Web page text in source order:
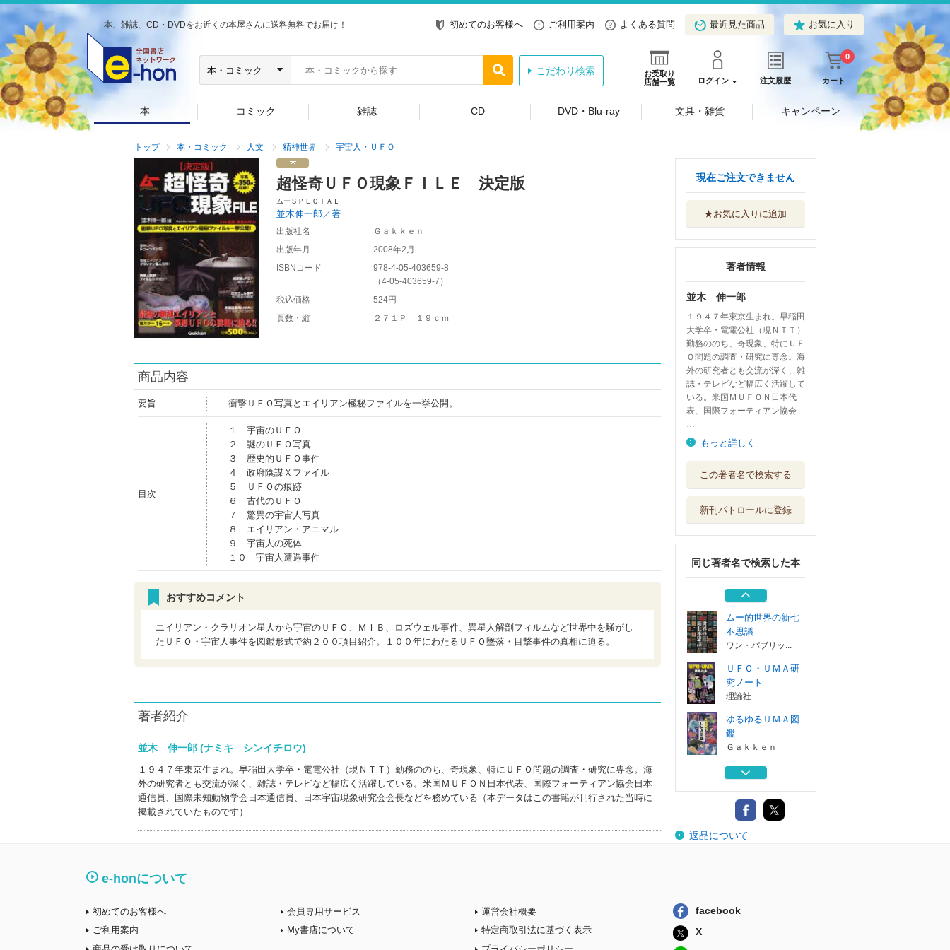
本、雑誌、CD・DVDをお近くの本屋さんに送料無料でお届け！ 初めてのお客様へ ご利用案内 よくある質問 最近見た商品 お気に入り
お受取り
店舗一覧
ログイン 注文履歴 カート
0
こだわり検索
本 コミック 雑誌 CD DVD・Blu-ray 文具・雑貨 キャンペーン
トップ 本・コミック 人文 精神世界 宇宙人・ＵＦＯ
超怪奇ＵＦＯ現象ＦＩＬＥ 決定版
ムーＳＰＥＣＩＡＬ
並木伸一郎／著
出版社名
Ｇａｋｋｅｎ
出版年月
2008年2月
ISBNコード
978-4-05-403659-8
（4-05-403659-7 ）
税込価格
524円
頁数・縦
２７１Ｐ １９ｃｍ
商品内容
要旨 衝撃ＵＦＯ写真とエイリアン極秘ファイルを一挙公開。
目次
１ 宇宙のＵＦＯ
２ 謎のＵＦＯ写真
３ 歴史的ＵＦＯ事件
４ 政府陰謀Ｘファイル
５ ＵＦＯの痕跡
６ 古代のＵＦＯ
７ 驚異の宇宙人写真
８ エイリアン・アニマル
９ 宇宙人の死体
１０ 宇宙人遭遇事件
おすすめコメント
エイリアン・クラリオン星人から宇宙のＵＦＯ、ＭＩＢ、ロズウェル事件、異星人解剖フィルムなど世界中を騒がし
たＵＦＯ・宇宙人事件を図鑑形式で約２００項目紹介。１００年にわたるＵＦＯ墜落・目撃事件の真相に迫る。
著者紹介
並木 伸一郎 (ナミキ シンイチロウ)
１９４７年東京生まれ。早稲田大学卒・電電公社（現ＮＴＴ）勤務ののち、奇現象、特にＵＦＯ問題の調査・研究に専念。海
外の研究者とも交流が深く、雑誌・テレビなど幅広く活躍している。米国ＭＵＦＯＮ日本代表、国際フォーティアン協会日本
通信員、国際未知動物学会日本通信員、日本宇宙現象研究会会長などを務めている（本データはこの書籍が刊行された当時に
掲載されていたものです）
現在ご注文できません
★お気に入りに追加
著者情報
並木 伸一郎
１９４７年東京生まれ。早稲田
大学卒・電電公社（現ＮＴＴ）
勤務ののち、奇現象、特にＵＦ
Ｏ問題の調査・研究に専念。海
外の研究者とも交流が深く、雑
誌・テレビなど幅広く活躍して
いる。米国ＭＵＦＯＮ日本代
表、国際フォーティアン協会
…
もっと詳しく
この著者名で検索する
新刊パトロールに登録
同じ著者名で検索した本
鑑
都市伝説超図鑑
怪奇・心霊現象超
事典
ポプラ社
ムー的世界の新七
不思議
ワン・パブリッ...
ＵＦＯ・ＵＭＡ研
究ノート
理論社
ゆるゆるＵＭＡ図
鑑
Ｇａｋｋｅｎ
都市伝説超図鑑
怪奇・心霊現象超
事典
返品について
e-honについて
初めてのお客様へ
ご利用案内
会員専用サービス
My書店について
運営会社概要
特定商取引法に基づく表示
facebook
X